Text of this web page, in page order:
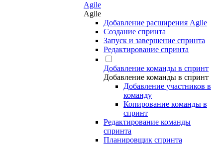
Agile
Agile
Добавление расширения Agile
Создание спринта
Запуск и завершение спринта
Редактирование спринта
Добавление команды в спринт
Добавление команды в спринт
Добавление участников в
команду
Копирование команды в
спринт
Редактирование команды
спринта
Планировщик спринта